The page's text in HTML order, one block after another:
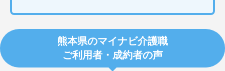
熊本県のマイナビ介護職
ご利用者・成約者の声